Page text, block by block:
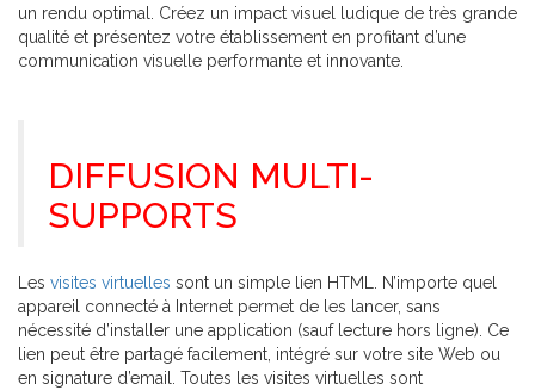
un rendu optimal. Créez un impact visuel ludique de très grande
qualité et présentez votre établissement en profitant d’une
communication visuelle performante et innovante.
DIFFUSION MULTI-
SUPPORTS
Les visites virtuelles sont un simple lien HTML. N’importe quel
appareil connecté à Internet permet de les lancer, sans
nécessité d’installer une application (sauf lecture hors ligne). Ce
lien peut être partagé facilement, intégré sur votre site Web ou
en signature d’email. Toutes les visites virtuelles sont